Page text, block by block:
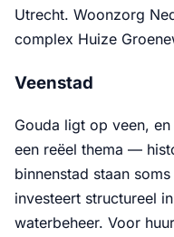
Utrecht. Woonzorg
complex Huize
Veenstad
Gouda ligt op veen,
een reëel thema —
binnenstad staan
investeert structureel
waterbeheer. Voor